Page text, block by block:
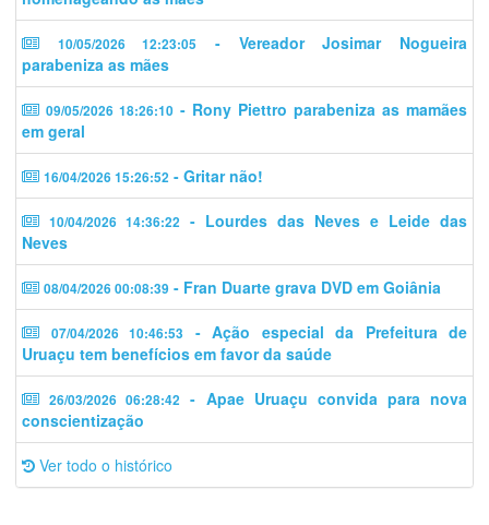
10/05/2026 12:23:05
- Vereador Josimar Nogueira
parabeniza as mães
09/05/2026 18:26:10 - Rony Piettro parabeniza as mamães
em geral
16/04/2026 15:26:52 - Gritar não!
10/04/2026 14:36:22 - Lourdes das Neves e Leide das
Neves
08/04/2026 00:08:39 - Fran Duarte grava DVD em Goiânia
07/04/2026 10:46:53
- Ação especial da Prefeitura de
Uruaçu tem benefícios em favor da saúde
26/03/2026 06:28:42 - Apae Uruaçu convida para nova
conscientização
Ver todo o histórico